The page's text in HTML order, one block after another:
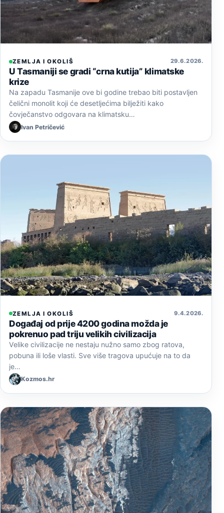
ZEMLJA I OKOLIŠ 29. 6. 2026.
U Tasmaniji se gradi “crna kutija” klimatske
krize
Na zapadu Tasmanije ove bi godine trebao biti postavljen
čelični monolit koji će desetljećima bilježiti kako
čovječanstvo odgovara na klimatsku…
Ivan Petričević
ZEMLJA I OKOLIŠ 9. 4. 2026.
Događaj od prije 4200 godina možda je
pokrenuo pad triju velikih civilizacija
Velike civilizacije ne nestaju nužno samo zbog ratova,
pobuna ili loše vlasti. Sve više tragova upućuje na to da
je…
Kozmos.hr